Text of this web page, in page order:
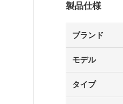
製品仕様
ブランド
モデル
タイプ